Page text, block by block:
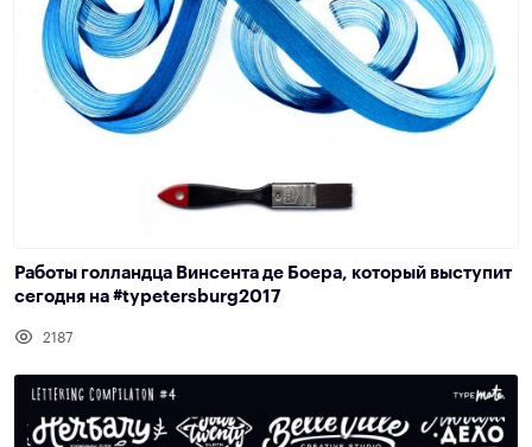
Работы голландца Винсента де Боера, который выступит
сегодня на #typetersburg2017
2187